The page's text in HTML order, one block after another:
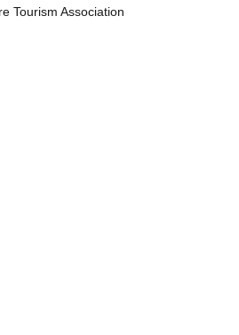
Tourism Association